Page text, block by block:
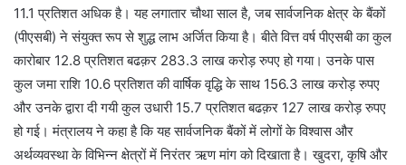
11.1 प्रतिशत अधिक है। यह लगातार चौथा साल है, जब सार्वजनिक क्षेत्र के बैंकों
(पीएसबी) ने संयुक्त रूप से शुद्ध लाभ अर्जित किया है। बीते वित्त वर्ष पीएसबी का कुल
कारोबार 12.8 प्रतिशत बढक़र 283.3 लाख करोड़ रुपए हो गया। उनके पास
कुल जमा राशि 10.6 प्रतिशत की वार्षिक वृद्धि के साथ 156.3 लाख करोड़ रुपए
और उनके द्वारा दी गयी कुल उधारी 15.7 प्रतिशत बढक़र 127 लाख करोड़ रुपए
हो गई। मंत्रालय ने कहा है कि यह सार्वजनिक बैंकों में लोगों के विश्वास और
अर्थव्यवस्था के विभिन्न क्षेत्रों में निरंतर ऋण मांग को दिखाता है। खुदरा, कृषि और